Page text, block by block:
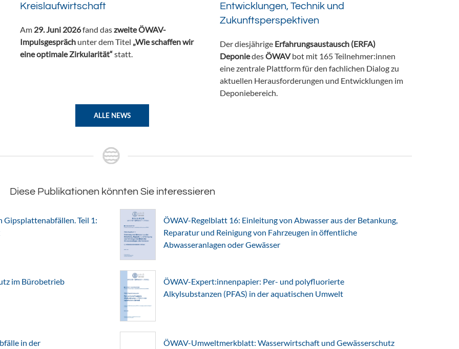
Kreislaufwirtschaft
Am 29. Juni 2026fand daszweite ÖWAV-
Impulsgespräch unter dem Titel „Wie schaffen wir
eine optimale Zirkularität“statt.
Entwicklungen, Technik und
Zukunftsperspektiven
Der diesjährige Erfahrungsaustausch (ERFA)
DeponiedesÖWAVbot mit 165 Teilnehmer:innen
eine zentrale Plattform für den fachlichen Dialog zu
aktuellen Herausforderungen und Entwicklungen im
Deponiebereich.
ALLE NEWS
Diese Publikationen könnten Sie interessieren
Teil 1:
ÖWAV-Regelblatt 16: Einleitung von Abwasser aus der Betankung,
Reparatur und Reinigung von Fahrzeugen in öffentliche
Abwasseranlagen oder Gewässer
im Bürobetrieb
ÖWAV-Expert:innenpapier: Per- und polyfluorierte
Alkylsubstanzen (PFAS) in der aquatischen Umwelt
in der
ÖWAV-Umweltmerkblatt: Wasserwirtschaft und Gewässerschutz